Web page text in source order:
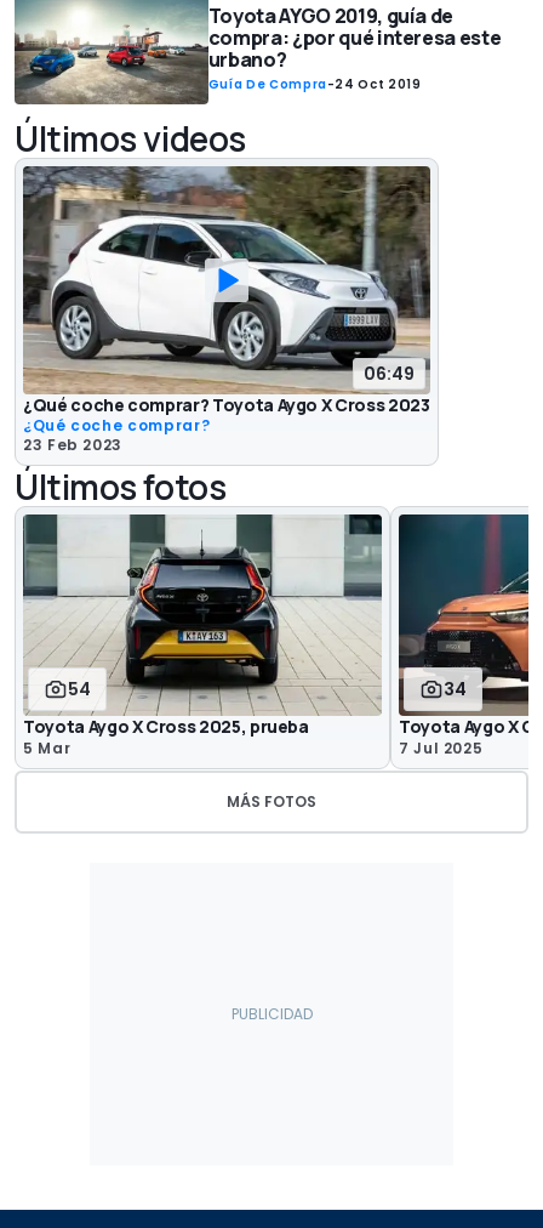
Toyota AYGO 2019, guía de
compra: ¿por qué interesa este
urbano?
Guía De Compra-24 Oct 2019
Últimos videos
06:49
¿Qué coche comprar? Toyota Aygo X Cross 2023
¿Qué coche comprar?
23 Feb 2023
Últimos fotos
54
Toyota Aygo X Cross 2025, prueba
5 Mar
34
Toyota Aygo X
7 Jul 2025
MÁS FOTOS